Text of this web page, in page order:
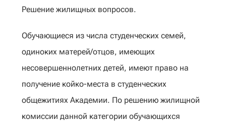
Решение жилищных вопросов.
Обучающиеся из числа студенческих семей,
одиноких матерей/отцов, имеющих
несовершеннолетних детей, имеют право на
получение койко-места в студенческих
общежитиях Академии. По решению жилищной
комиссии данной категории обучающихся